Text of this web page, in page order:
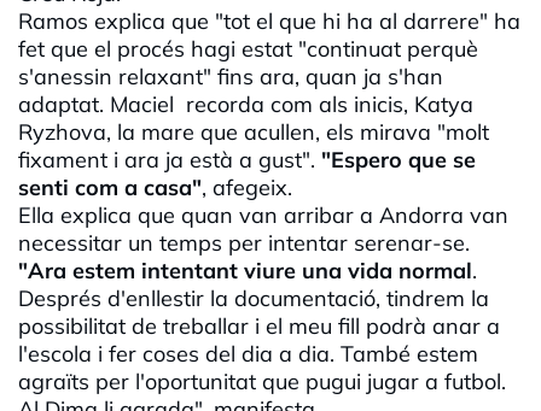
Ramos explica que "tot el que hi ha al darrere" ha
fet que el procés hagi estat "continuat perquè
s'anessin relaxant" fins ara, quan ja s'han
adaptat. Maciel recorda com als inicis, Katya
Ryzhova, la mare que acullen, els mirava "molt
fixament i ara ja està a gust". "Espero que se
senti com a casa", afegeix.
Ella explica que quan van arribar a Andorra van
necessitar un temps per intentar serenar-se.
"Ara estem intentant viure una vida normal.
Després d'enllestir la documentació, tindrem la
possibilitat de treballar i el meu fill podrà anar a
l'escola i fer coses del dia a dia. També estem
agraïts per l'oportunitat que pugui jugar a futbol.